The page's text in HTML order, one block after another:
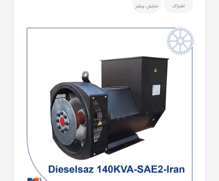
اشتراک نمایش بیشتر